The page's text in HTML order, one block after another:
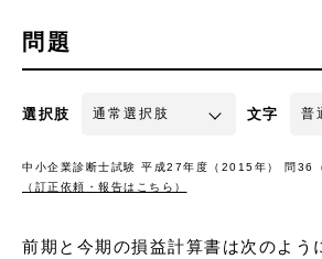
問題
選択肢 文字
中小企業診断士試験 平成27年度（2015年） 問36
（訂正依頼・報告はこちら）
前期と今期の損益計算書は次のよう